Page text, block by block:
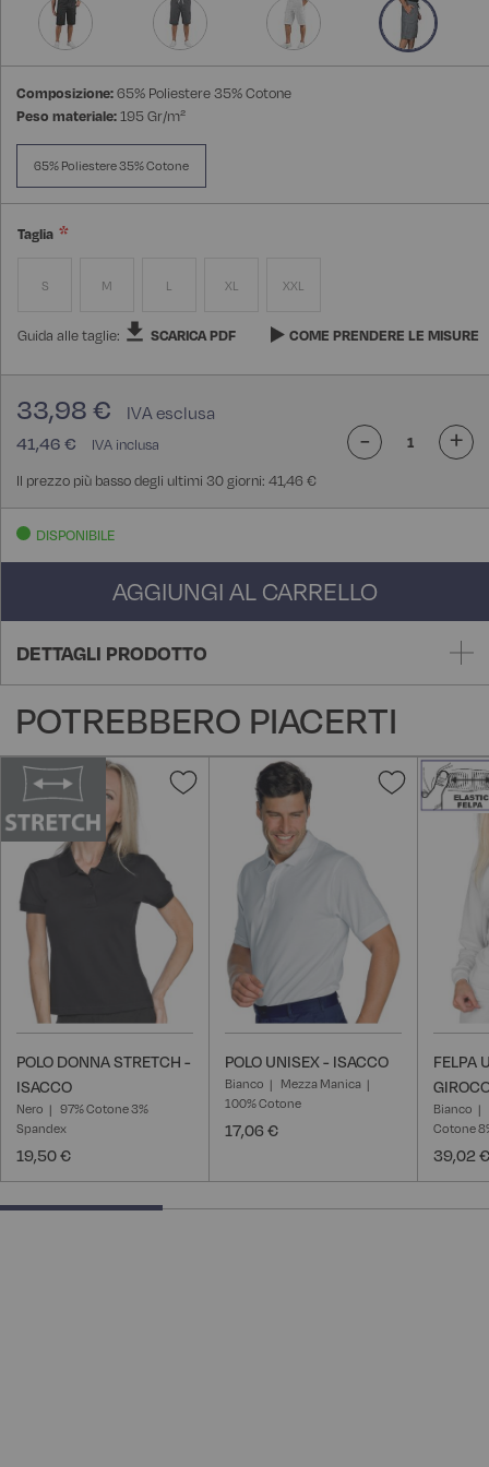
Composizione:65% Poliestere 35% Cotone
Peso materiale:195 Gr/m²
65% Poliestere 35% Cotone
Taglia
S M L XL XXL
Guida alle taglie: SCARICA PDF COME PRENDERE LE MISURE
41,46 €
33,98 €
Il prezzo più basso degli ultimi 30 giorni: 41,46 €
- +
DISPONIBILE
AGGIUNGI AL CARRELLO
DETTAGLI PRODOTTO
POTREBBERO PIACERTI
Aggiungi
desideri
POLO DONNA STRETCH -
ISACCO
Nero
97% Cotone 3%
Spandex
19,50 €
Aggiungi
alla
POLO UNISEX - ISACCO
Bianco
Mezza Manica
100% Cotone
17,06 €
FELPA
Bianco
Cotone
39,02 €
33.33333333333333% completed